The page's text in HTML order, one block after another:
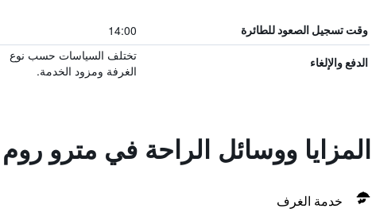
وقت تسجيل الصعود للطائرة 14:00
الدفع والإلغاء
تختلف السياسات حسب نوع
الغرفة ومزود الخدمة.
المزايا ووسائل الراحة في مترو
خدمة الغرف